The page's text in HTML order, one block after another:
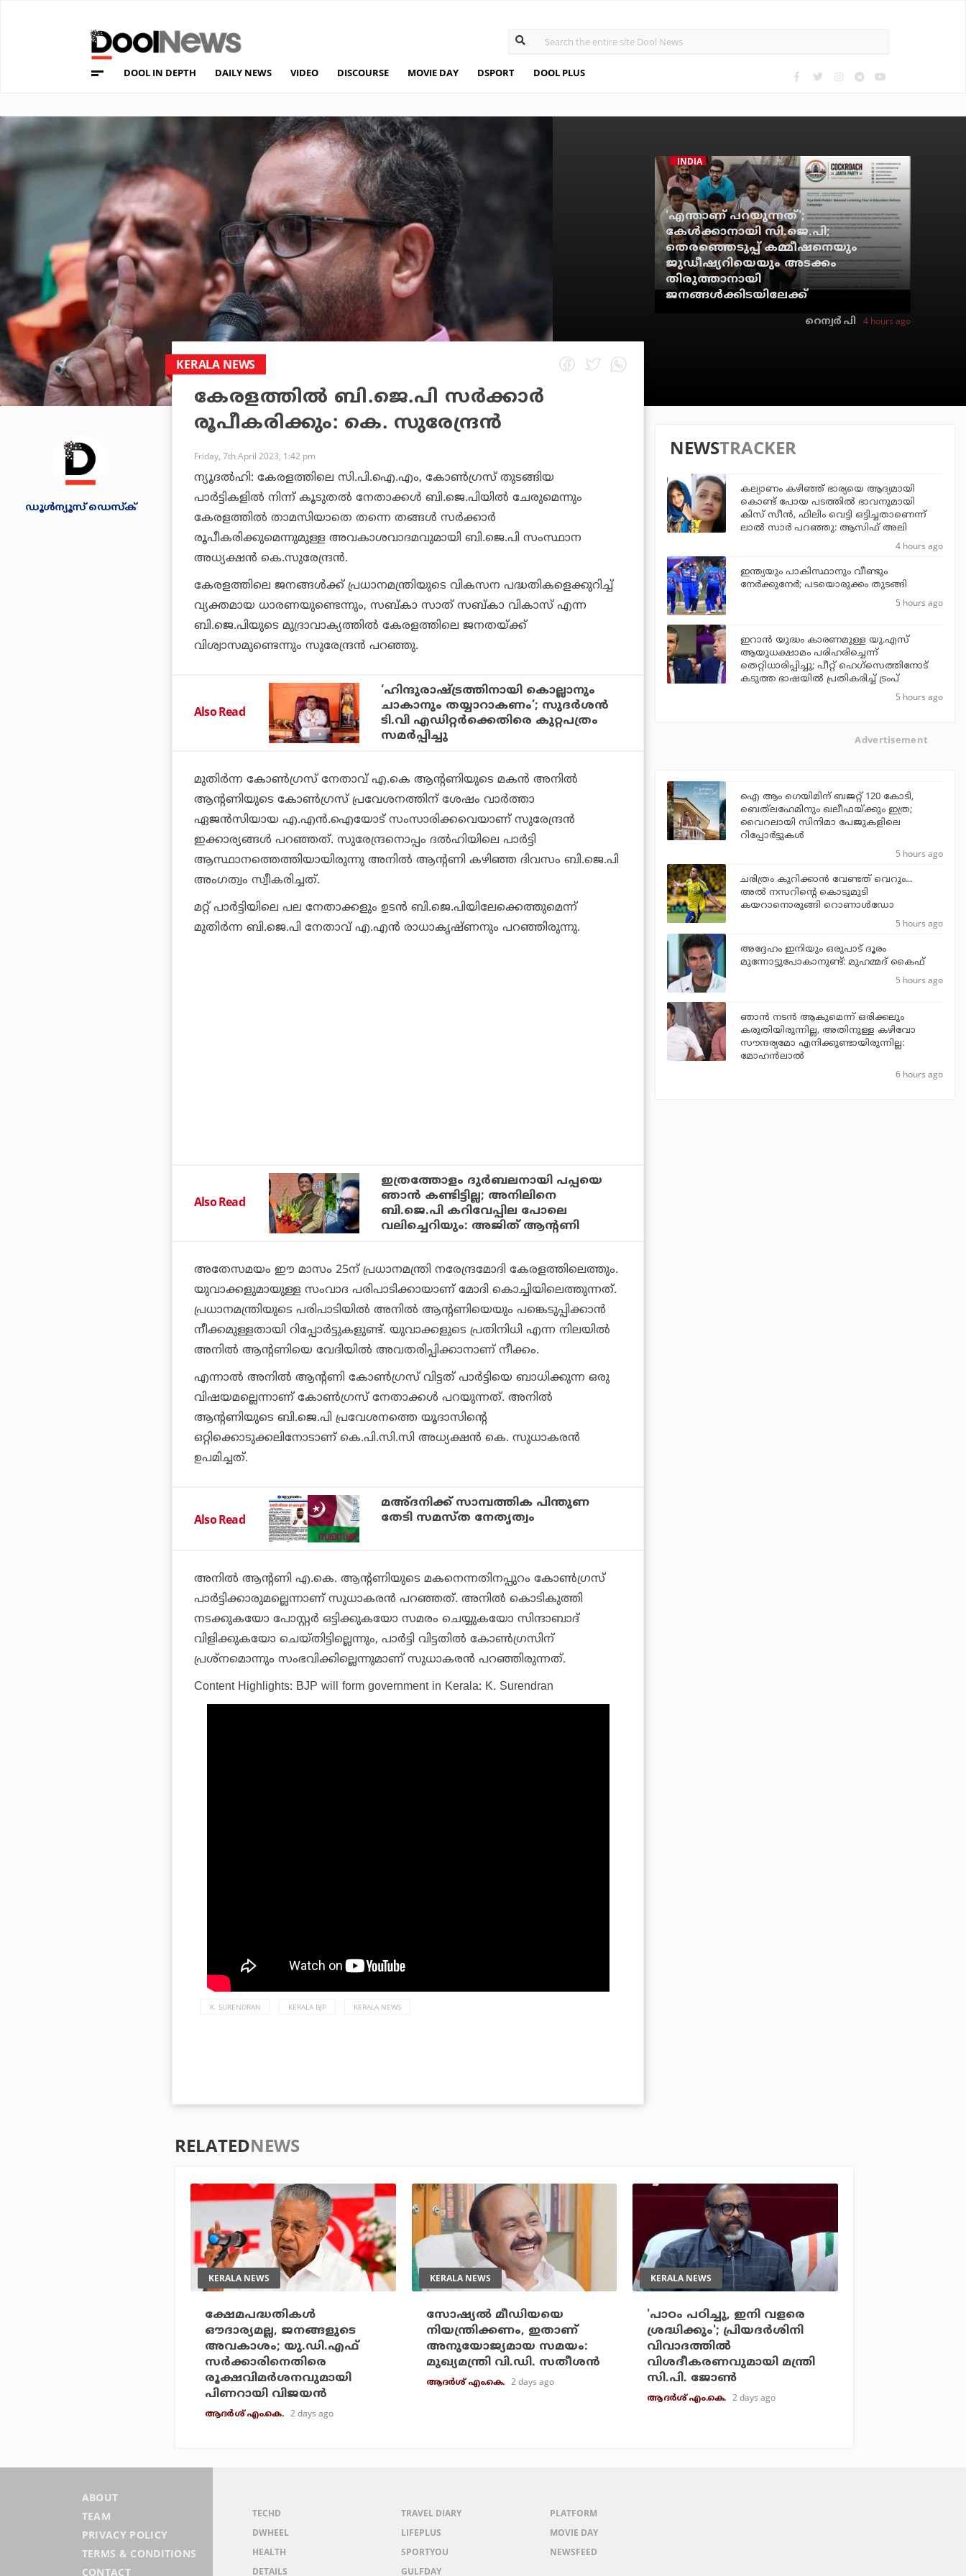
DOOL IN DEPTH DAILY NEWS VIDEO DISCOURSE MOVIE DAY DSPORT DOOL PLUS
INDIA
'എന്താണ് പറയുന്നത്';
കേള്‍ക്കാനായി സി.ജെ.പി;
തെരഞ്ഞെടുപ്പ് കമ്മീഷനെയും
ജുഡീഷ്യറിയെയും അടക്കം
തിരുത്താനായി
ജനങ്ങള്‍ക്കിടയിലേക്ക്
റെന്വര്‍ പി 4 hours ago
ഡൂള്‍ന്യൂസ് ഡെസ്‌ക്
KERALA NEWS
കേരളത്തില്‍ ബി.ജെ.പി സര്‍ക്കാര്‍
രൂപീകരിക്കും: കെ. സുരേന്ദ്രന്‍
Friday, 7th April 2023, 1:42 pm
ന്യൂദല്‍ഹി: കേരളത്തിലെ സി.പി.ഐ.എം, കോണ്‍ഗ്രസ് തുടങ്ങിയ
പാര്‍ട്ടികളില്‍ നിന്ന് കൂടുതല്‍ നേതാക്കള്‍ ബി.ജെ.പിയില്‍ ചേരുമെന്നും
കേരളത്തില്‍ താമസിയാതെ തന്നെ തങ്ങള്‍ സര്‍ക്കാര്‍
രൂപീകരിക്കുമെന്നുമുള്ള അവകാശവാദമവുമായി ബി.ജെ.പി സംസ്ഥാന
അധ്യക്ഷന്‍ കെ.സുരേന്ദ്രന്‍.
കേരളത്തിലെ ജനങ്ങള്‍ക്ക് പ്രധാനമന്ത്രിയുടെ വികസന പദ്ധതികളെക്കുറിച്ച്
വ്യക്തമായ ധാരണയുണ്ടെന്നും, സബ്കാ സാത് സബ്കാ വികാസ് എന്ന
ബി.ജെ.പിയുടെ മുദ്രാവാക്യത്തില്‍ കേരളത്തിലെ ജനതയ്ക്ക്
വിശ്വാസമുണ്ടെന്നും സുരേന്ദ്രന്‍ പറഞ്ഞു.
Also Read
‘ഹിന്ദുരാഷ്ട്രത്തിനായി കൊല്ലാനും
ചാകാനും തയ്യാറാകണം’; സുദര്‍ശന്‍
ടി.വി എഡിറ്റര്‍ക്കെതിരെ കുറ്റപത്രം
സമര്‍പ്പിച്ചു
മുതിര്‍ന്ന കോണ്‍ഗ്രസ് നേതാവ് എ.കെ ആന്റണിയുടെ മകന്‍ അനില്‍
ആന്റണിയുടെ കോണ്‍ഗ്രസ് പ്രവേശനത്തിന് ശേഷം വാര്‍ത്താ
ഏജന്‍സിയായ എ.എന്‍.ഐയോട് സംസാരിക്കവെയാണ് സുരേന്ദ്രന്‍
ഇക്കാര്യങ്ങള്‍ പറഞ്ഞത്. സുരേന്ദ്രനൊപ്പം ദല്‍ഹിയിലെ പാര്‍ട്ടി
ആസ്ഥാനത്തെത്തിയായിരുന്നു അനില്‍ ആന്റണി കഴിഞ്ഞ ദിവസം ബി.ജെ.പി
അംഗത്വം സ്വീകരിച്ചത്.
മറ്റ് പാര്‍ട്ടിയിലെ പല നേതാക്കളും ഉടന്‍ ബി.ജെ.പിയിലേക്കെത്തുമെന്ന്
മുതിര്‍ന്ന ബി.ജെ.പി നേതാവ് എ.എന്‍ രാധാകൃഷ്ണനും പറഞ്ഞിരുന്നു.
Also Read
ഇത്രത്തോളം ദുര്‍ബലനായി പപ്പയെ
ഞാന്‍ കണ്ടിട്ടില്ല; അനിലിനെ
ബി.ജെ.പി കറിവേപ്പില പോലെ
വലിച്ചെറിയും: അജിത് ആന്റണി
അതേസമയം ഈ മാസം 25ന് പ്രധാനമന്ത്രി നരേന്ദ്രമോദി കേരളത്തിലെത്തും.
യുവാക്കളുമായുള്ള സംവാദ പരിപാടിക്കായാണ് മോദി കൊച്ചിയിലെത്തുന്നത്.
പ്രധാനമന്ത്രിയുടെ പരിപാടിയില്‍ അനില്‍ ആന്റണിയെയും പങ്കെടുപ്പിക്കാന്‍
നീക്കമുള്ളതായി റിപ്പോര്‍ട്ടുകളുണ്ട്. യുവാക്കളുടെ പ്രതിനിധി എന്ന നിലയില്‍
അനില്‍ ആന്റണിയെ വേദിയില്‍ അവതരിപ്പിക്കാനാണ് നീക്കം.
എന്നാല്‍ അനില്‍ ആന്റണി കോണ്‍ഗ്രസ് വിട്ടത് പാര്‍ട്ടിയെ ബാധിക്കുന്ന ഒരു
വിഷയമല്ലെന്നാണ് കോണ്‍ഗ്രസ് നേതാക്കള്‍ പറയുന്നത്. അനില്‍
ആന്റണിയുടെ ബി.ജെ.പി പ്രവേശനത്തെ യൂദാസിന്റെ
ഒറ്റിക്കൊടുക്കലിനോടാണ് കെ.പി.സി.സി അധ്യക്ഷന്‍ കെ. സുധാകരന്‍
ഉപമിച്ചത്.
Also Read
മഅ്ദനിക്ക് സാമ്പത്തിക പിന്തുണ
തേടി സമസ്ത നേതൃത്വം
അനില്‍ ആന്റണി എ.കെ. ആന്റണിയുടെ മകനെന്നതിനപ്പുറം കോണ്‍ഗ്രസ്
പാര്‍ട്ടിക്കാരുമല്ലെന്നാണ് സുധാകരന്‍ പറഞ്ഞത്. അനില്‍ കൊടികുത്തി
നടക്കുകയോ പോസ്റ്റര്‍ ഒട്ടിക്കുകയോ സമരം ചെയ്യുകയോ സിന്ദാബാദ്
വിളിക്കുകയോ ചെയ്തിട്ടില്ലെന്നും, പാര്‍ട്ടി വിട്ടതില്‍ കോണ്‍ഗ്രസിന്
പ്രശ്‌നമൊന്നും സംഭവിക്കില്ലെന്നുമാണ് സുധാകരന്‍ പറഞ്ഞിരുന്നത്.
Content Highlights: BJP will form government in Kerala: K. Surendran
K. SURENDRAN KERALA BJP KERALA NEWS
NEWSTRACKER
കല്യാണം കഴിഞ്ഞ് ഭാര്യയെ ആദ്യമായി
കൊണ്ട് പോയ പടത്തില്‍ ഭാവനുമായി
കിസ് സീന്‍, ഫിലിം വെട്ടി ഒട്ടിച്ചതാണെന്ന്
ലാല്‍ സാര്‍ പറഞ്ഞു: ആസിഫ് അലി
4 hours ago
ഇന്ത്യയും പാകിസ്ഥാനും വീണ്ടും
നേര്‍ക്കുനേര്‍; പടയൊരുക്കം തുടങ്ങി
5 hours ago
ഇറാന്‍ യുദ്ധം കാരണമുള്ള യു.എസ്
ആയുധക്ഷാമം പരിഹരിച്ചെന്ന്
തെറ്റിധാരിപ്പിച്ചു; പീറ്റ് ഹെഗ്‌സെത്തിനോട്
കടുത്ത ഭാഷയില്‍ പ്രതികരിച്ച് ട്രംപ്
5 hours ago
Advertisement
ഐ ആം ഗെയിമിന് ബജറ്റ് 120 കോടി,
ബെത്‌ലഹേമിനും ഖലീഫയ്ക്കും ഇത്ര;
വൈറലായി സിനിമാ പേജുകളിലെ
റിപ്പോര്‍ട്ടുകള്‍
5 hours ago
ചരിത്രം കുറിക്കാന്‍ വേണ്ടത് വെറും...
അല്‍ നസറിന്റെ കൊടുമുടി
കയറാനൊരുങ്ങി റൊണാള്‍ഡോ
5 hours ago
അദ്ദേഹം ഇനിയും ഒരുപാട് ദൂരം
മുന്നോട്ടുപോകാനുണ്ട്: മുഹമ്മദ് കൈഫ്
5 hours ago
ഞാൻ നടൻ ആകുമെന്ന് ഒരിക്കലും
കരുതിയിരുന്നില്ല, അതിനുള്ള കഴിവോ
സൗന്ദര്യമോ എനിക്കുണ്ടായിരുന്നില്ല:
മോഹൻലാൽ
6 hours ago
RELATEDNEWS
KERALA NEWS
ക്ഷേമപദ്ധതികള്‍
ഔദാര്യമല്ല, ജനങ്ങളുടെ
അവകാശം; യു.ഡി.എഫ്
സര്‍ക്കാരിനെതിരെ
രൂക്ഷവിമര്‍ശനവുമായി
പിണറായി വിജയന്‍
ആദർശ് എം.കെ. 2 days ago
KERALA NEWS
സോഷ്യല്‍ മീഡിയയെ
നിയന്ത്രിക്കണം, ഇതാണ്
അനുയോജ്യമായ സമയം:
മുഖ്യമന്ത്രി വി.ഡി. സതീശന്‍
ആദർശ് എം.കെ. 2 days ago
KERALA NEWS
'പാഠം പഠിച്ചു, ഇനി വളരെ
ശ്രദ്ധിക്കും'; പ്രിയദര്‍ശിനി
വിവാദത്തില്‍
വിശദീകരണവുമായി മന്ത്രി
സി.പി. ജോണ്‍
ആദർശ് എം.കെ. 2 days ago
ABOUT
TEAM
PRIVACY POLICY
TERMS & CONDITIONS
CONTACT
TECHD
DWHEEL
HEALTH
DETAILS
TRAVEL DIARY
LIFEPLUS
SPORTYOU
GULFDAY
PLATFORM
MOVIE DAY
NEWSFEED